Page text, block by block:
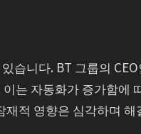
습니다. BT 그룹의
는 자동화가 증가함에
적 영향은 심각하며 해